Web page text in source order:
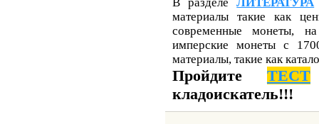
материалы такие как
современные монеты,
имперские монеты с
материалы, такие как
Пройдите ТЕСТ
кладоискатель!!!